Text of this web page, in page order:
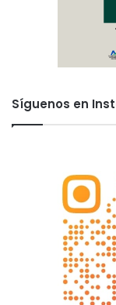
Síguenos en